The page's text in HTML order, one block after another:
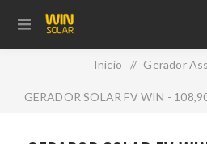
Início / Gerador
GERADOR SOLAR FV WIN -